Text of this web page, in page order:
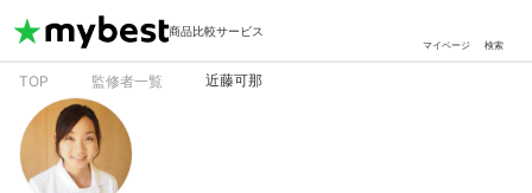
商品比較サービス
マイページ 検索
TOP 監修者一覧 近藤可那